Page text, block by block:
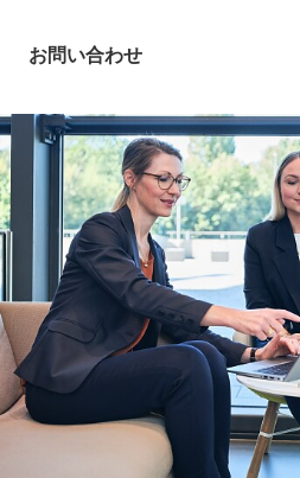
お問い合わせ